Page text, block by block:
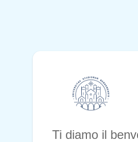
Ti diamo il